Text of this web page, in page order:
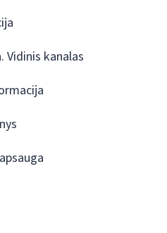
Vidinis kanalas